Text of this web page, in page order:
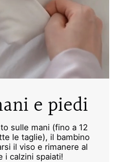
e piedi
sulle mani (fino a 12
le taglie), il bambino
il viso e rimanere al
i calzini spaiati!